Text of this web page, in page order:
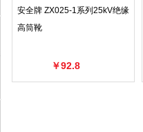
安全牌 ZX025-1系列25kV绝缘
高筒靴
￥92.8